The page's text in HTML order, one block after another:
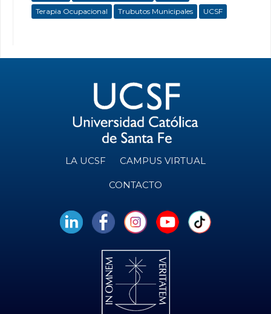
Terapia Ocupacional
Trubutos Municipales UCSF
LA UCSF CAMPUS VIRTUAL
CONTACTO